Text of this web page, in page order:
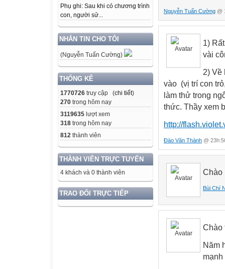
Phụ ghi: Sau khi có chương trình
con, người sử...
NHẮN TIN CHO TÔI
(Nguyễn Tuấn Cường)
THỐNG KÊ
1770726 truy cập (chi tiết)
270 trong hôm nay
3119635 lượt xem
318 trong hôm nay
812 thành viên
THÀNH VIÊN TRỰC TUYẾN
4 khách và 0 thành viên
TRAO ĐỔI TRỰC TIẾP
Nguyễn Tuấn Cường @
1)
vài
2) Về
vào (vị trí con
làm thử trong
thức. Thầy xem
http://
Đào Văn Thành @
Chào
Bùi Chí
Chào
Năm